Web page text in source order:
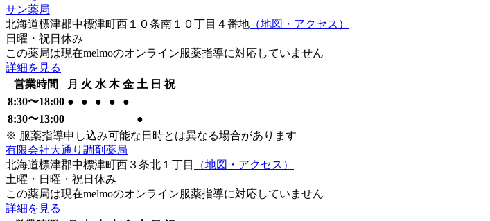
サン薬局
北海道標津郡中標津町西１０条南１０丁目４番地 （地図・アクセス）
日曜・祝日 休み
この薬局は現在melmoのオンライン服薬指導に対応していません
詳細を見る
営業時間
月 火 水 木 金 土 日 祝
8:30〜18:00 ● ● ● ●
●
8:30〜13:00
●
※ 服薬指導申し込み可能な日時とは異なる場合があります
有限会社大通り調剤薬局
北海道標津郡中標津町西３条北１丁目
（地図・アクセス）
土曜・日曜・祝日 休み
この薬局は現在melmoのオンライン服薬指導に対応していません
詳細を見る